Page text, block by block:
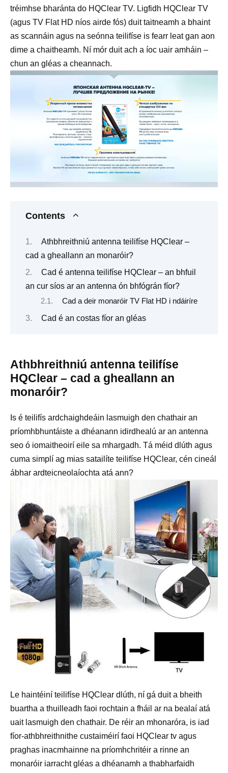
tréimhse bharánta do HQClear TV. Ligfidh HQClear TV
(agus TV Flat HD níos airde fós) duit taitneamh a bhaint
as scannáin agus na seónna teilifíse is fearr leat gan aon
dime a chaitheamh. Ní mór duit ach a íoc uair amháin –
chun an gléas a cheannach.
Contents
Athbhreithniú antenna teilifíse HQClear –
cad a gheallann an monaróir?
Cad é antenna teilifíse HQClear – an bhfuil
an cur síos ar an antenna ón bhfógrán fíor?
Cad a deir monaróir TV Flat HD i ndáiríre
Cad é an costas fíor an gléas
Athbhreithniú antenna teilifíse
HQClear – cad a gheallann an
monaróir?
Is é teilifís ardchaighdeáin lasmuigh den chathair an
príomhbhuntáiste a dhéanann idirdhealú ar an antenna
seo ó iomaitheoirí eile sa mhargadh. Tá méid dlúth agus
cuma simplí ag mias satailíte teilifíse HQClear, cén cineál
ábhar ardteicneolaíochta atá ann?
Le haintéiní teilifíse HQClear dlúth, ní gá duit a bheith
buartha a thuilleadh faoi rochtain a fháil ar na bealaí atá
uait lasmuigh den chathair. De réir an mhonaróra, is iad
fíor-athbhreithnithe custaiméirí faoi HQClear tv agus
praghas inacmhainne na príomhchritéir a rinne an
monaróir iarracht gléas a dhéanamh a thabharfaidh